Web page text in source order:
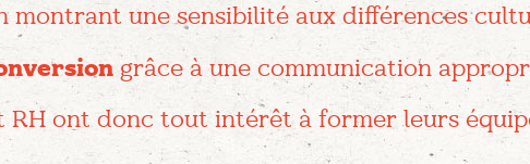
montrant une sensibilité aux différences
grâce à une communication
ont donc tout intérêt à former leurs